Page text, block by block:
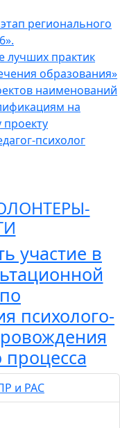
регионального
лучших практик
образования»
наименований
на
проекту
психолог
участие в
психолого-
процесса
и РАС